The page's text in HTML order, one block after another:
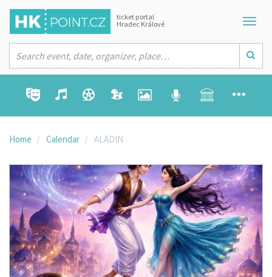
ticket portal
Hradec Králové
Home Calendar ALADIN